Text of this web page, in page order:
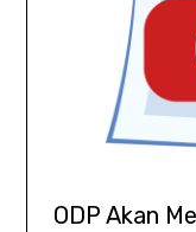
ODP Akan